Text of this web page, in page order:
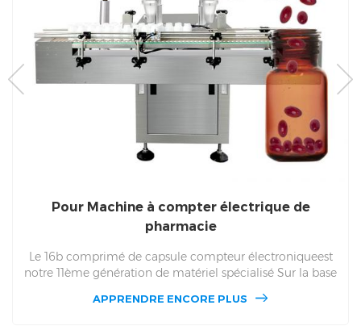
Pour Machine à compter électrique de
pharmacie
Le 16b comprimé de capsule compteur électroniqueest
notre 11ème génération de matériel spécialisé Sur la base
techniques, notre groupe a développé le 16b Comptage
APPRENDRE ENCORE PLUS